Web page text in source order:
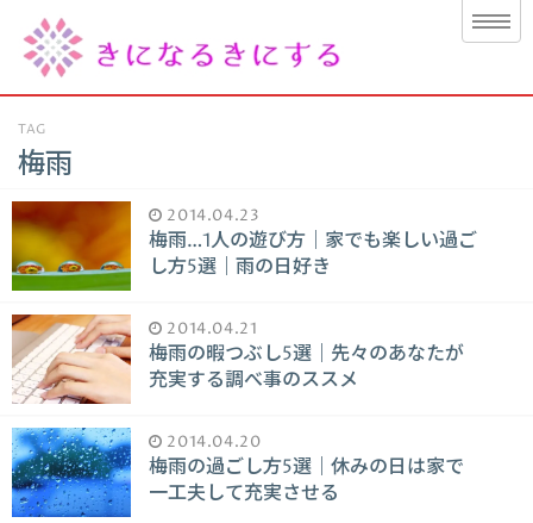
TAG
梅雨
2014.04.23
梅雨…1人の遊び方｜家でも楽しい過ご
し方5選｜雨の日好き
2014.04.21
梅雨の暇つぶし5選｜先々のあなたが
充実する調べ事のススメ
2014.04.20
梅雨の過ごし方5選｜休みの日は家で
一工夫して充実させる